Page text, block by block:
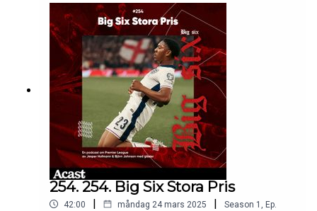
254. 254. Big Six Stora Pris
42:00 | måndag 24 mars 2025 | Season 1 , Ep.